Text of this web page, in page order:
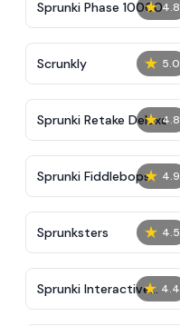
★ 4.8
Sprunki Phase 10000
★ 5.0
Scrunkly
★ 4.8
Sprunki Retake Deluxe
★ 4.9
Sprunki Fiddlebops
★ 4.5
Sprunksters
★ 4.4
Sprunki Interactive
Tunner